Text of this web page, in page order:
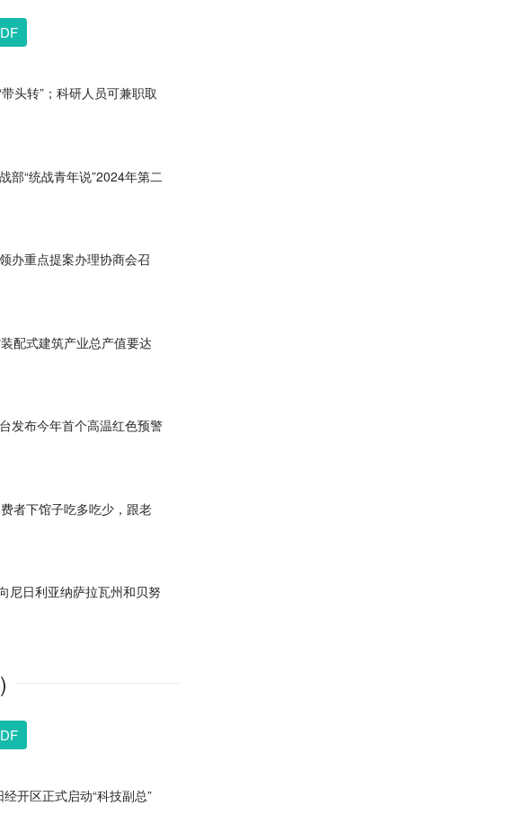
头转”；科研人员可兼职取
部“统战青年说”2024年第二
办重点提案办理协商会召
配式建筑产业总产值要达
发布今年首个高温红色预警
者下馆子吃多吃少，跟老
尼日利亚纳萨拉瓦州和贝努
开区正式启动“科技副总”